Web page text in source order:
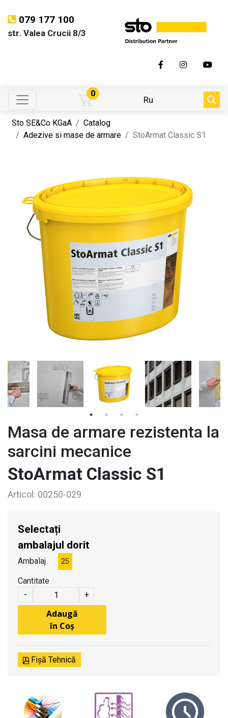
079 177 100
str. Valea Crucii 8/3
0
Ru
Sto SE&Co KGaA
Catalog
Adezive si mase de armare
StoArmat Classic S1
Masa de armare rezistenta la
sarcini mecanice
StoArmat Classic S1
Articol: 00250-029
Selectați
ambalajul dorit
Ambalaj 25
Cantitate
-
+
Adaugă
în Coș
Fișă Tehnică